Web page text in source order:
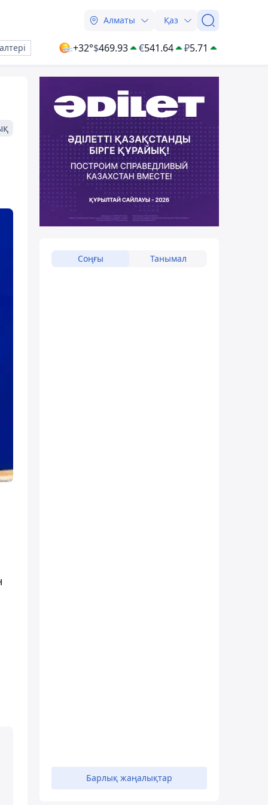
Алматы Қаз
+32°$469.93 €541.64 ₽5.71
Соңғы Танымал
Барлық жаңалықтар